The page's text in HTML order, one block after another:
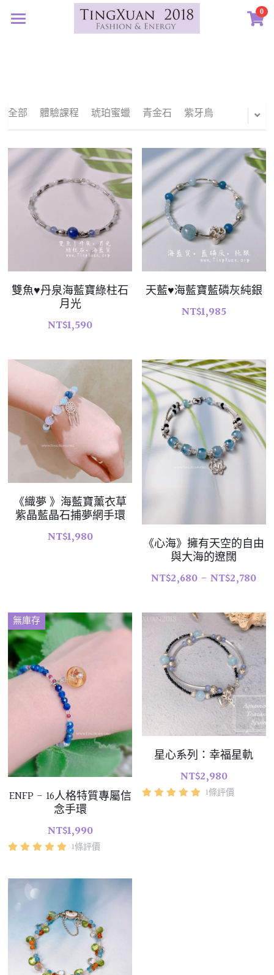
0
客訂圖集
創作選購
01｜星球羈絆
02｜夏戀女神
03｜遠古遺珠
05｜自然樂章
06｜玉韻茶香
07｜眾神禮讚
08｜寶石旅行
定製表單
認識素材
礦寶晶石
香中之金
優雅珍珠
溫潤玉石
礦寶絮語
認識我們
關於我們
常見問答
珠寶設計TXJ
搜索
全部 體驗課程 琥珀蜜蠟 青金石 紫牙烏
雙魚♥丹泉海藍寶綠柱石
月光
NT$1,590
天藍♥海藍寶藍磷灰純銀
NT$1,985
《織夢 》海藍寶薰衣草
紫晶藍晶石捕夢網手環
NT$1,980
《心海》擁有天空的自由
與大海的遼闊
NT$2,680 - NT$2,780
無庫存
ENFP - 16人格特質專屬信
念手環
NT$1,990
1條評價
星心系列：幸福星軌
NT$2,980
1條評價
×
商品分類 ×
部落格分類
新生
治癒
情誼
親密伴侶